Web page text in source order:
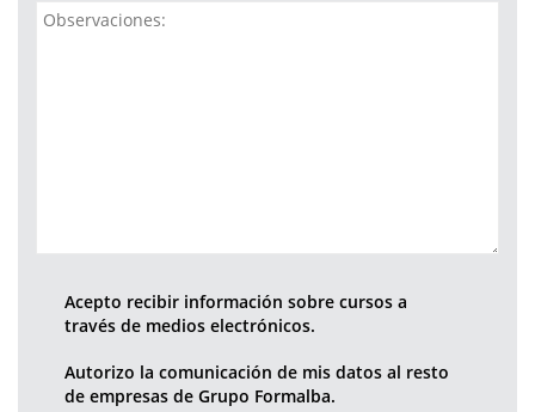
Acepto recibir información sobre cursos a
través de medios electrónicos.
Autorizo la comunicación de mis datos al resto
de empresas de Grupo Formalba.